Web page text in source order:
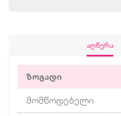
Აღწერა
ზოგადი
მომწოდებელი